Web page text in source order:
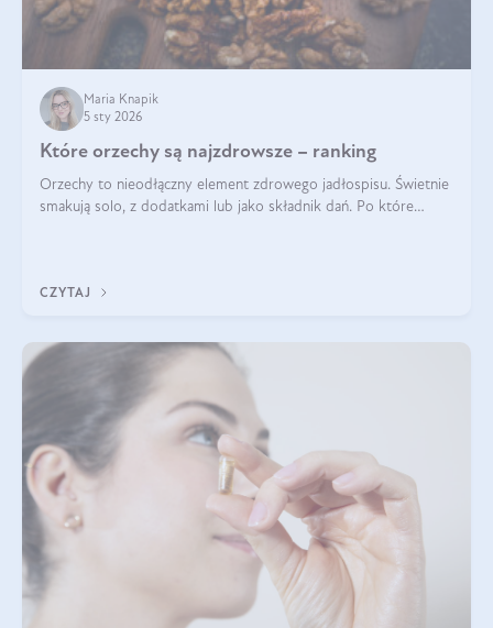
Maria Knapik
5 sty 2026
Które orzechy są najzdrowsze – ranking
Orzechy to nieodłączny element zdrowego jadłospisu. Świetnie
smakują solo, z dodatkami lub jako składnik dań. Po które
CZYTAJ